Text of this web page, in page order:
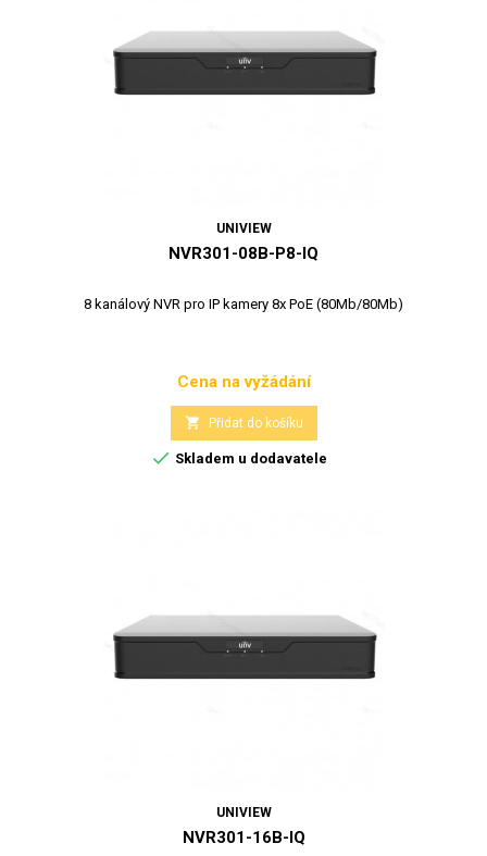
UNIVIEW
NVR301-08B-P8-IQ
8 kanálový NVR pro IP kamery 8x PoE (80Mb/80Mb)
Cena
Cena na vyžádání
 Přidat do košíku
 Skladem u dodavatele
UNIVIEW
NVR301-16B-IQ